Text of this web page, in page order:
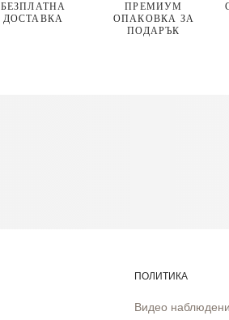
БЕЗПЛАТНА
ДОСТАВКА
ПРЕМИУМ
ОПАКОВКА ЗА
ПОДАРЪК
ПОЛИТИКА
Видео